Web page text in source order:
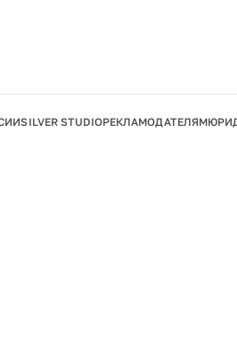
SILVER STUDIOРЕКЛАМОДАТЕЛЯМ